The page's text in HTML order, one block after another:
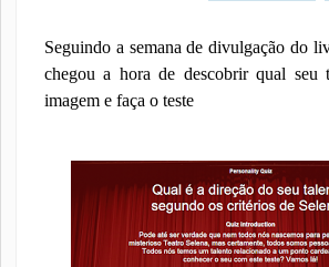
Seguindo a semana de divulgação do
chegou a hora de descobrir qual seu
imagem e faça o teste